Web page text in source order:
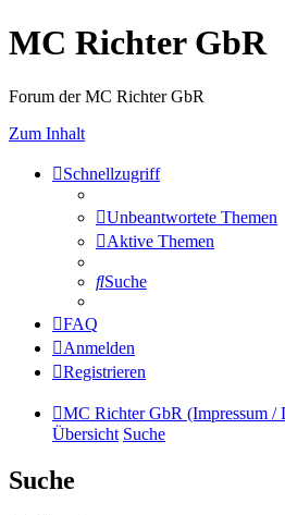
MC Richter GbR
Forum der MC Richter GbR
Zum Inhalt
Schnellzugriff
Unbeantwortete Themen
Aktive Themen
Suche
FAQ
Anmelden
Registrieren
MC Richter GbR (Impressum /
Übersicht Suche
Suche